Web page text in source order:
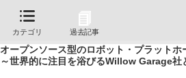
カテゴリ 過去記事
オープンソース型のロボット・プラットホ
～世界的に注目を浴びるWillow Garage社